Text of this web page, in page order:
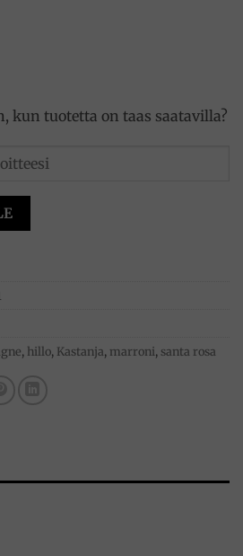
kun tuotetta on taas saatavilla?
, hillo, Kastanja, marroni, santa rosa